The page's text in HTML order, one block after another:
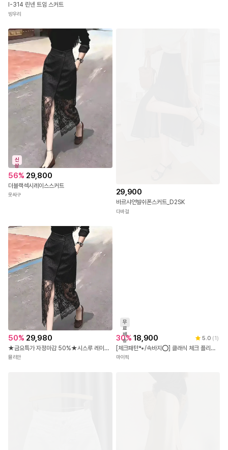
I-314 린넨 트임 스커트
방우리
신
상
56% 29,800
더블랙섹시레이스스커트
옷싸구 29,900
바르샤언발쉬폰스커트_D2SK
다바걸
50% 29,980
★금요특가 자정마감 50%★시스루 레이스 레이어드 페미닌 스커트
뮬리안
무
료
배
송
30% 18,900 5.0 (1)
[체크패턴🐾/속바지⭕] 클래식 체크 플리츠 미니 스커트 치마 숏 미니 연말룩 봄 가을 겨울 데이트룩 크리스마스 키작녀 연말룩 (2color)
마이픽